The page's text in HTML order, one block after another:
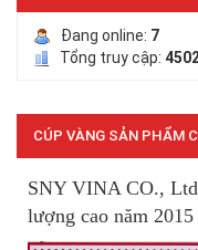
Đang online: 7
Tổng truy cập:
CÚP VÀNG SẢN PHẨM
SNY VINA CO., Ltd
lượng cao năm 2015